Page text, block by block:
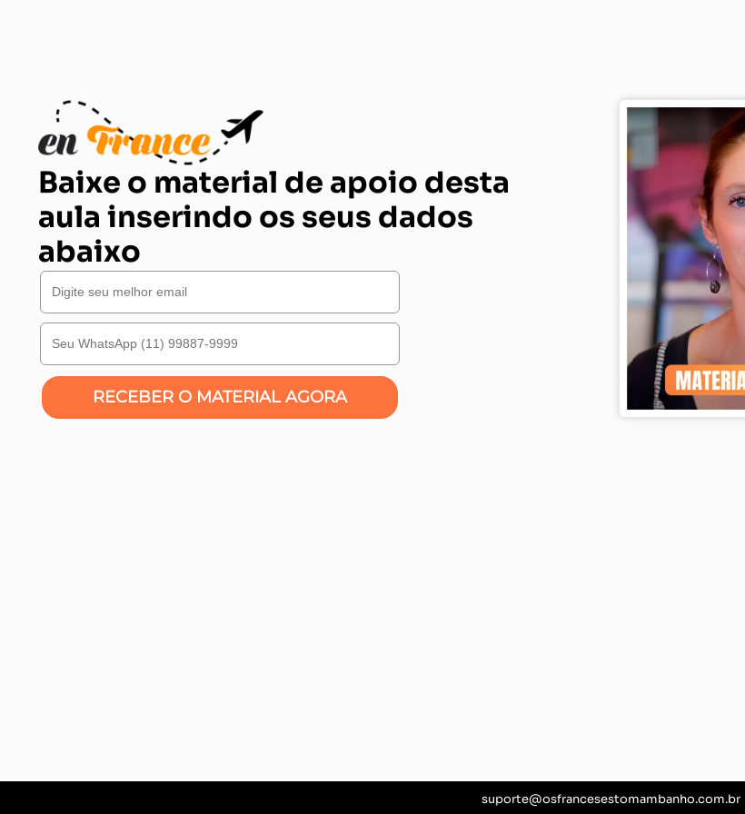
Baixe o material de apoio desta
aula inserindo os seus dados
abaixo
RECEBER O MATERIAL AGORA
suporte@osfrancesestomambanho.com.br